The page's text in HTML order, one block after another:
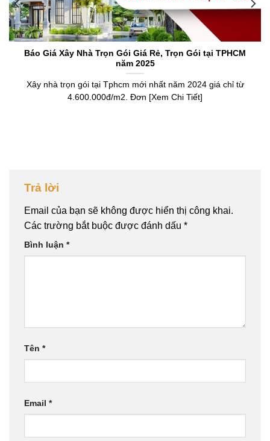
Báo Giá Xây Nhà Trọn Gói Giá Rẻ, Trọn Gói tại TPHCM
năm 2025
Xây nhà trọn gói tại Tphcm mới nhất năm 2024 giá chỉ từ
4.600.000đ/m2. Đơn [Xem Chi Tiết]
Trả lời
Email của bạn sẽ không được hiển thị công khai.
Các trường bắt buộc được đánh dấu *
Bình luận *
Tên *
Email *